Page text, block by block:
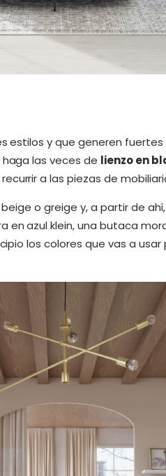
y que generen fuertes
las veces de lienzo en
a las piezas de
o greige y, a partir de
azul klein, una butaca
los colores que vas a